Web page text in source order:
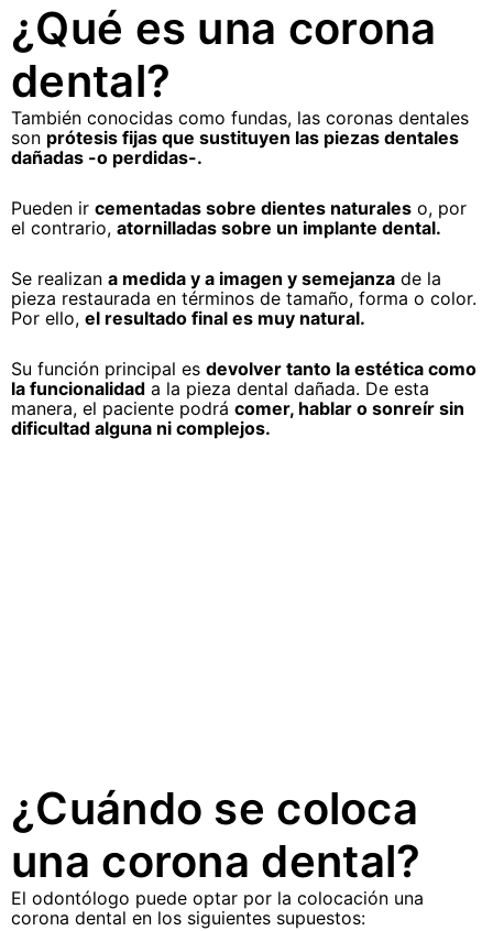
¿Qué es una corona
dental?
También conocidas como fundas, las coronas dentales
son prótesis fijas que sustituyen las piezas dentales
dañadas -o perdidas-.
Pueden ir cementadas sobre dientes naturales o, por
el contrario, atornilladas sobre un implante dental.
Se realizan a medida y a imagen y semejanza de la
pieza restaurada en términos de tamaño, forma o color.
Por ello, el resultado final es muy natural.
Su función principal es devolver tanto la estética como
la funcionalidad a la pieza dental dañada. De esta
manera, el paciente podrá comer, hablar o sonreír sin
dificultad alguna ni complejos.
¿Cuándo se coloca
una corona dental?
El odontólogo puede optar por la colocación una
corona dental en los siguientes supuestos: